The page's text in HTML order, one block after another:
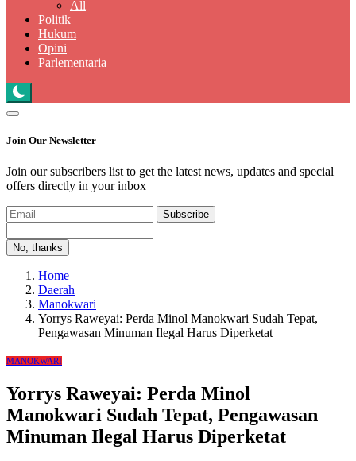
All
Politik
Hukum
Opini
Parlementaria
Join Our Newsletter
Join our subscribers list to get the latest news, updates and special
offers directly in your inbox
Subscribe
No, thanks
Home
Daerah
Manokwari
Yorrys Raweyai: Perda Minol Manokwari Sudah Tepat,
Pengawasan Minuman Ilegal Harus Diperketat
MANOKWARI
Yorrys Raweyai: Perda Minol
Manokwari Sudah Tepat, Pengawasan
Minuman Ilegal Harus Diperketat